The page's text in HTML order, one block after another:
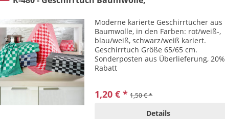
Moderne karierte Geschirrtücher aus
Baumwolle, in den Farben: rot/weiß-,
blau/weiß, schwarz/weiß kariert.
Geschirrtuch Größe 65/65 cm.
Sonderposten aus Überlieferung, 20%
Rabatt
1,20 € * 1,50 € *
Details